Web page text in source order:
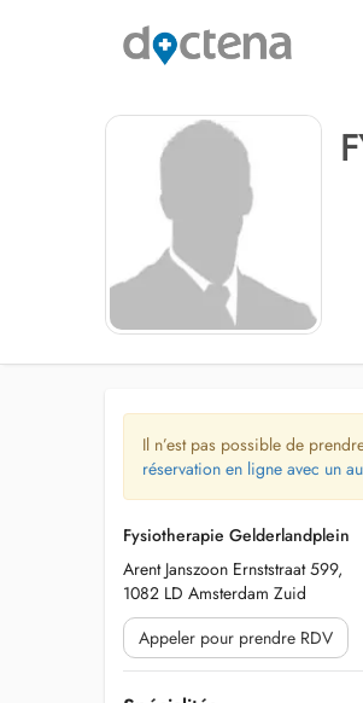
Il n’est pas possible de
réservation en ligne avec un
Fysiotherapie Gelderlandplein
Arent Janszoon Ernststraat 599,
1082 LD Amsterdam Zuid
Appeler pour prendre RDV